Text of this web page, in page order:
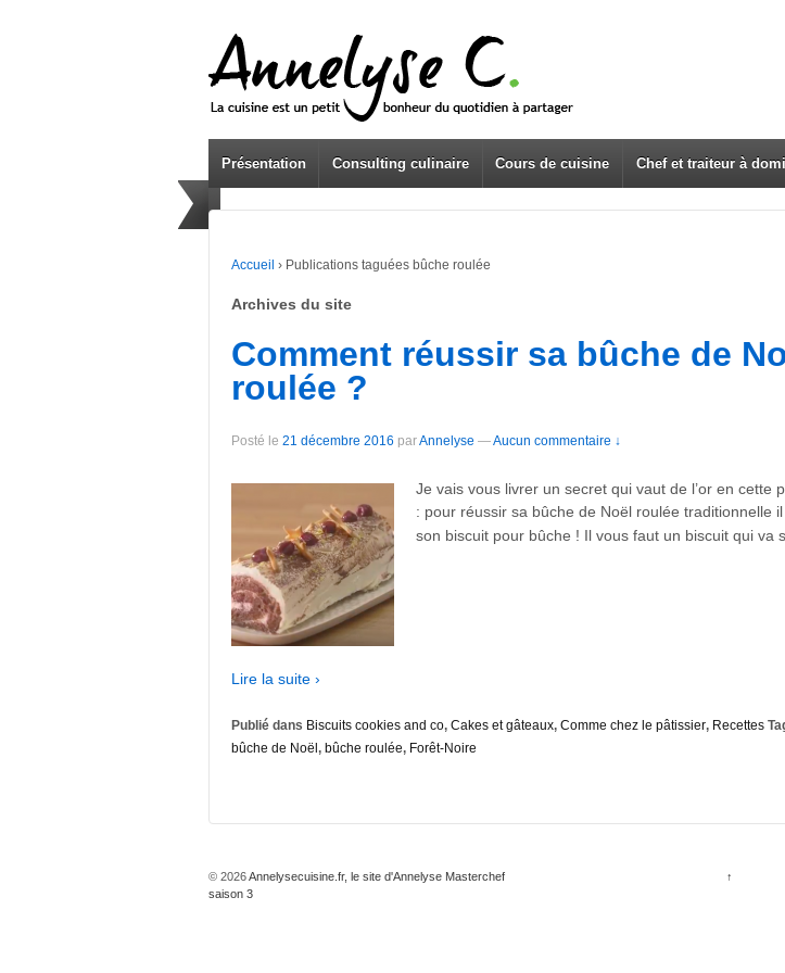
Présentation Consulting culinaire Cours de cuisine Chef et traiteur à
Accueil › Publications taguées bûche roulée
Archives du site
Comment réussir sa bûche de
roulée ?
Posté le 21 décembre 2016 parAnnelyse —Aucun commentaire ↓
Je vais vous livrer un secret qui vaut de l’or en cette
: pour réussir sa bûche de Noël roulée traditionnelle
son biscuit pour bûche ! Il vous faut un biscuit qui va
Lire la suite ›
Publié dans Biscuits cookies and co, Cakes et gâteaux, Comme chez le pâtissier, Recettes
bûche de Noël , bûche roulée, Forêt-Noire
© 2026Annelysecuisine.fr, le site d'Annelyse Masterchef
saison 3
↑